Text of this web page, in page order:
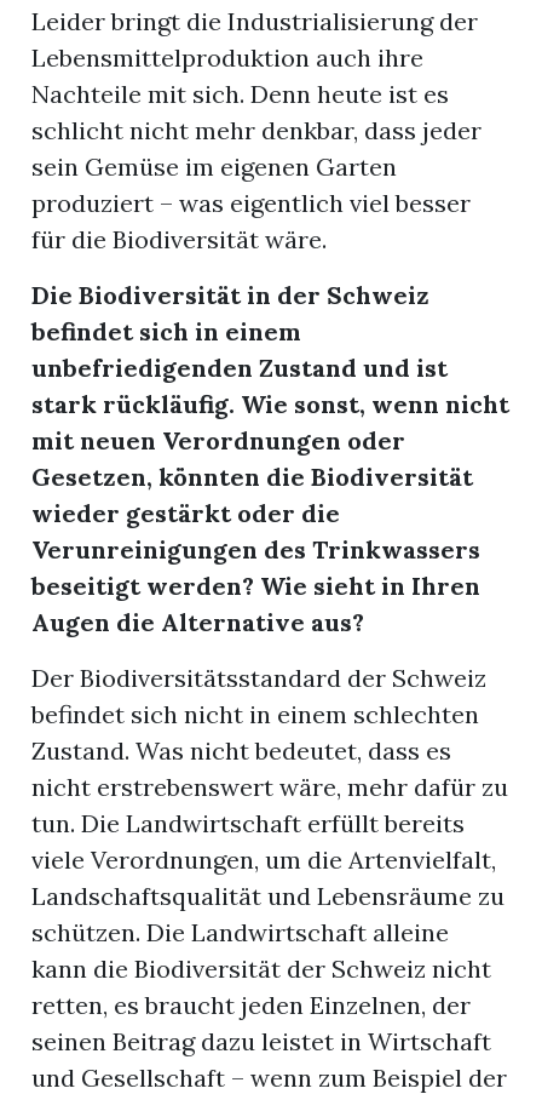
Leider bringt die Industrialisierung der
Lebensmittelproduktion auch ihre
Nachteile mit sich. Denn heute ist es
schlicht nicht mehr denkbar, dass jeder
sein Gemüse im eigenen Garten
produziert – was eigentlich viel besser
für die Biodiversität wäre.
Die Biodiversität in der Schweiz
befindet sich in einem
unbefriedigenden Zustand und ist
stark rückläufig. Wie sonst, wenn nicht
mit neuen Verordnungen oder
Gesetzen, könnten die Biodiversität
wieder gestärkt oder die
Verunreinigungen des Trinkwassers
beseitigt werden? Wie sieht in Ihren
Augen die Alternative aus?
Der Biodiversitätsstandard der Schweiz
befindet sich nicht in einem schlechten
Zustand. Was nicht bedeutet, dass es
nicht erstrebenswert wäre, mehr dafür zu
tun. Die Landwirtschaft erfüllt bereits
viele Verordnungen, um die Artenvielfalt,
Landschaftsqualität und Lebensräume zu
schützen. Die Landwirtschaft alleine
kann die Biodiversität der Schweiz nicht
retten, es braucht jeden Einzelnen, der
seinen Beitrag dazu leistet in Wirtschaft
und Gesellschaft – wenn zum Beispiel der